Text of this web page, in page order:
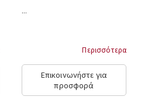
...
Περισσότερα
Επικοινωνήστε για
προσφορά